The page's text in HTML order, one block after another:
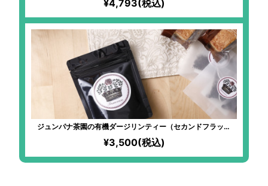
う想いから始まった、全原材料オーガニックのフレンチ料理！
非常に柔らかくて、旨味たっぷり！贅沢なお肉をいただいてい
るという満足感！添加物不使用！
¥4,793(税込)
ジュンパナ茶園の有機ダージリンティー（セカンドフラッシ
ュ）のティーバッグ
¥3,500(税込)